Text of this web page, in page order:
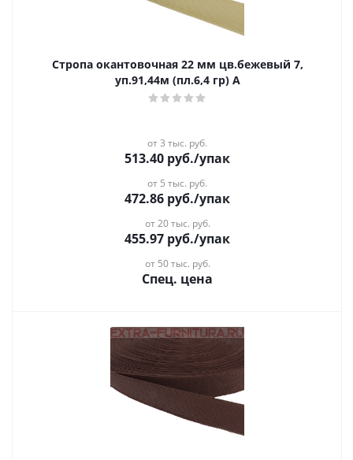
Стропа окантовочная 22 мм цв.бежевый 7,
уп.91,44м (пл.6,4 гр) А
от 3 тыс. руб.
513.40 руб./упак
от 5 тыс. руб.
472.86 руб./упак
от 20 тыс. руб.
455.97 руб./упак
от 50 тыс. руб.
Спец. цена